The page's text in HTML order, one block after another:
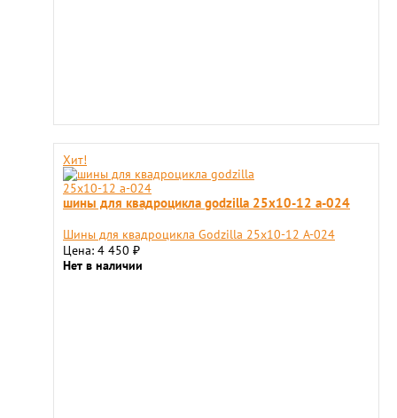
Хит!
шины для квадроцикла godzilla 25х10-12 a-024
Шины для квадроцикла Godzilla 25х10-12 A-024
Цена: 4 450 ₽
Нет в наличии